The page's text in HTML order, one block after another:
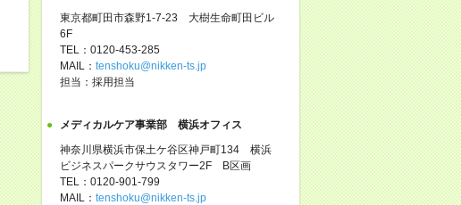
東京都町田市森野1-7-23 大樹生命町田ビル
6F
TEL：0120-453-285
MAIL： tenshoku@nikken-ts.jp
担当：採用担当
メディカルケア事業部 横浜オフィス
神奈川県横浜市保土ケ谷区神戸町134 横浜
ビジネスパークサウスタワー2F B区画
TEL：0120-901-799
MAIL： tenshoku@nikken-ts.jp